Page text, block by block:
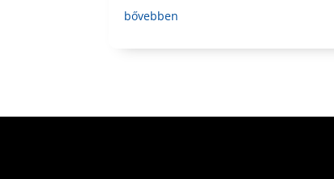
bővebben